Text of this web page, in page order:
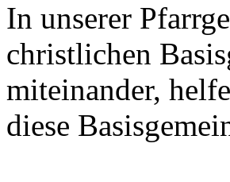
In unserer
christlichen
miteinander,
diese